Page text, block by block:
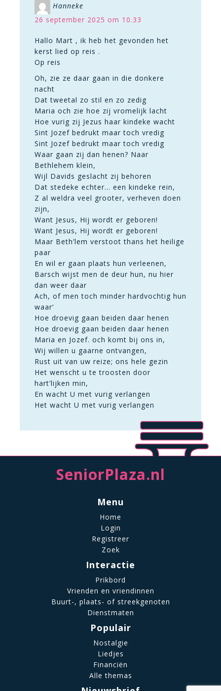
Hanneke
26 september 2025 om 10.33
Hallo Mart , ik heb het gevonden het
kerst lied op reis .
Op reis
Oh, zie ze daar gaan in die donkere
nacht
Dat tweetal zo stil en zo zedig
Maria och zie hoe zij vromelijk lacht
Hoe vurig zij Jezus haar kindeke wacht
Sint Jozef bedrukt maar toch vredig
Sint Jozef bedrukt maar toch vredig
Waar gaan zij dan henen? Naar
Bethlehem klein,
Wijl Davids geslacht zij behoren
Dat stedeke echter… een kindeke rein,
Z al weldra veel grooter, verheven doen
zijn,
Want Jesus, Hij wordt er geboren!
Want Jesus, Hij wordt er geboren!
Maar Beth’lem verstoot thans het heilige
paar
En wil er gaan plaats hun verleenen,
Barsch wijst men de deur hun, nu hier
dan weer daar
Ach, of men toch minder hardvochtig hun
waar’
Hoe droevig gaan beiden daar henen
Hoe droevig gaan beiden daar henen
Maria en Jozef. och komt bij ons in,
Wij willen u gaarne ontvangen,
Rust uit van uw reize; ons hele gezin
Het wenscht u te troosten door
hart’lijken min,
En wacht U met vurig verlangen
Het wacht U met vurig verlangen
SeniorPlaza.nl
Menu
Home
Login
Registreer
Zoek
Interactie
Prikbord
Vrienden en vriendinnen
Buurt-, plaats- of streekgenoten
Dienstmaten
Populair
Nostalgie
Liedjes
Financiën
Alle themas